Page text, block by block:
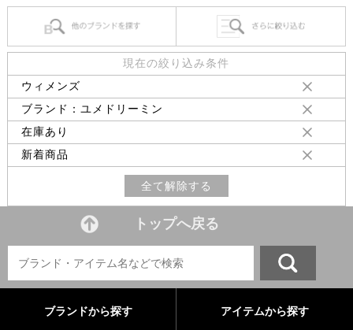
現在の絞り込み条件
ウィメンズ
ブランド：ユメドリーミン
在庫あり
新着商品
全て解除する
トップへ戻る
ブランドから探す アイテムから探す